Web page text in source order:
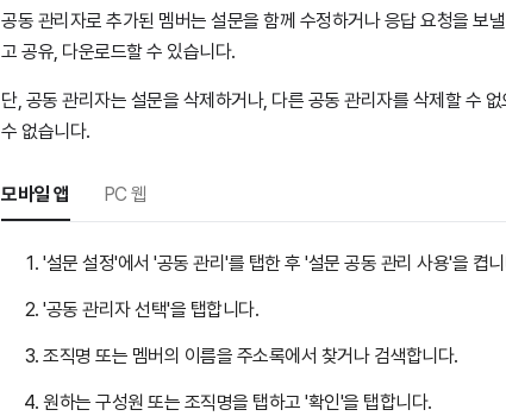
공동 관리자로 추가된 멤버는 설문을 함께 수정하거나 응답 요청을 보
고 공유, 다운로드할 수 있습니다.
단, 공동 관리자는 설문을 삭제하거나, 다른 공동 관리자를 삭제할 수 없
수 없습니다.
모바일 앱 PC 웹
'설문 설정'에서 '공동 관리'를 탭한 후 '설문 공동 관리 사용'을 켭
'공동 관리자 선택'을 탭합니다.
조직명 또는 멤버의 이름을 주소록에서 찾거나 검색합니다.
원하는 구성원 또는 조직명을 탭하고 '확인'을 탭합니다.